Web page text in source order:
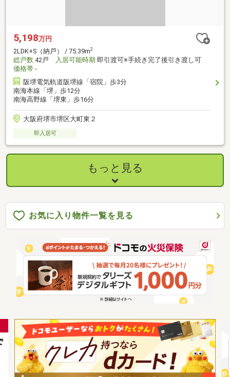
5,198万円
2LDK+S（納戸） / 75.39m2
総戸数 42戸 入居可能時期 即引渡可※手続き完了後引き渡し可
価格帯 -
阪堺電気軌道阪堺線「宿院」歩3分
南海本線「堺」歩12分
南海高野線「堺東」歩16分
大阪府堺市堺区大町東２
即入居可
もっと見る
お気に入り物件一覧を見る